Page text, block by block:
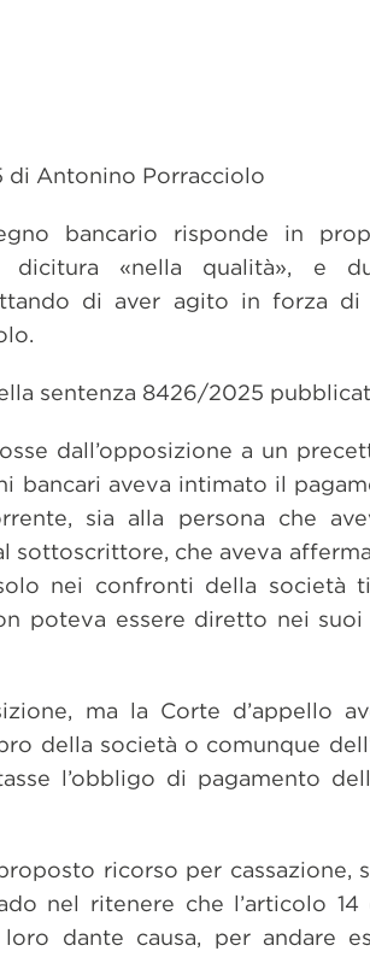
di Antonino Porracciolo
bancario risponde in
dicitura «nella qualità», e
di aver agito in forza
sentenza 8426/2025
dall’opposizione a un
bancari aveva intimato il
sia alla persona che
sottoscrittore, che aveva
nei confronti della società
poteva essere diretto nei
ma la Corte d’appello
della società o comunque
l’obbligo di pagamento
ricorso per cassazione,
nel ritenere che l’articolo
dante causa, per andare